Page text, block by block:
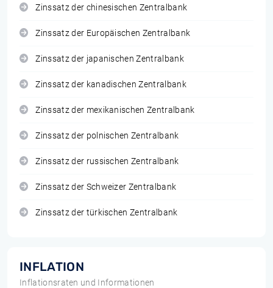
Zinssatz der chinesischen Zentralbank
Zinssatz der Europäischen Zentralbank
Zinssatz der japanischen Zentralbank
Zinssatz der kanadischen Zentralbank
Zinssatz der mexikanischen Zentralbank
Zinssatz der polnischen Zentralbank
Zinssatz der russischen Zentralbank
Zinssatz der Schweizer Zentralbank
Zinssatz der türkischen Zentralbank
INFLATION
Inflationsraten und Informationen